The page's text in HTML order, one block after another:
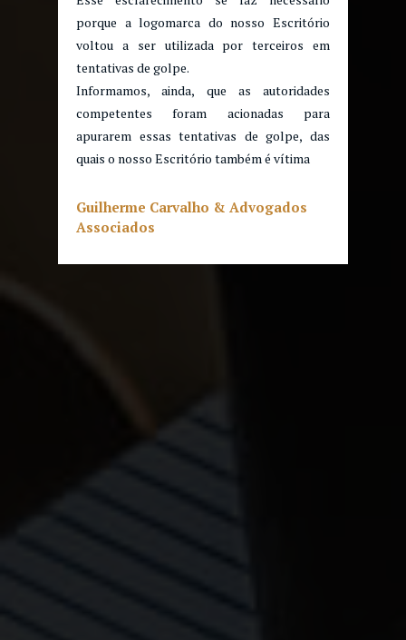
porque a logomarca do nosso Escritório
voltou a ser utilizada por terceiros em
tentativas de golpe.
Informamos, ainda, que as autoridades
competentes foram acionadas para
apurarem essas tentativas de golpe, das
quais o nosso Escritório também é vítima
Guilherme Carvalho & Advogados
Associados